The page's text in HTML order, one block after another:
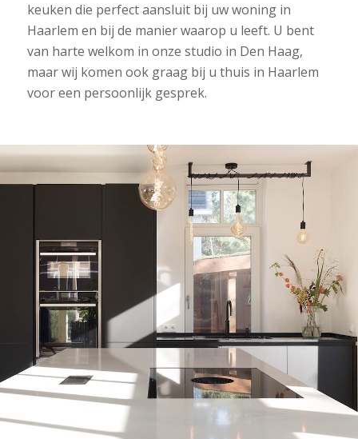
keuken die perfect aansluit bij uw woning in
Haarlem en bij de manier waarop u leeft. U bent
van harte welkom in onze studio in Den Haag,
maar wij komen ook graag bij u thuis in Haarlem
voor een persoonlijk gesprek.